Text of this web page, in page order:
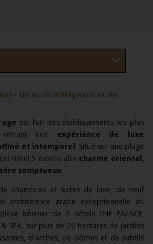
– Un écrin d’élégance et de
est l’un des établissements les plus
offrant une expérience de luxe
et intemporel. Situé sur une plage
hôtel 5 étoiles allie charme oriental,
somptueux.
chambres et suites de luxe, de neuf
architecture arabe exceptionnelle au
hôtelier de 3 hôtels THE PALACE,
& SPA, sur plus de 26 hectares de jardins
d'arches, de dômes et de subtils